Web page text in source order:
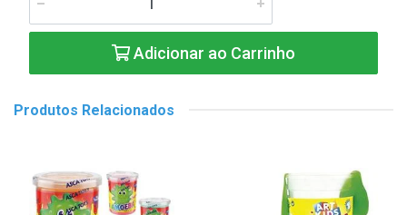
Adicionar ao Carrinho
Produtos Relacionados